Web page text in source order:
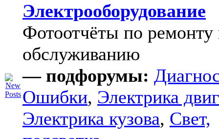
Электрооборудование
Фотоотчёты по ремонту
обслуживанию
— подфорумы:
Ошибки, Электрика
Электрика кузова, Свет,